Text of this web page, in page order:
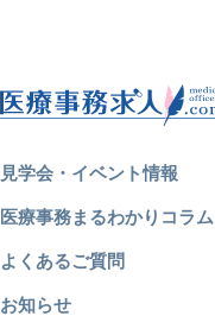
見学会・イベント情報
医療事務まるわかりコラム
よくあるご質問
お知らせ